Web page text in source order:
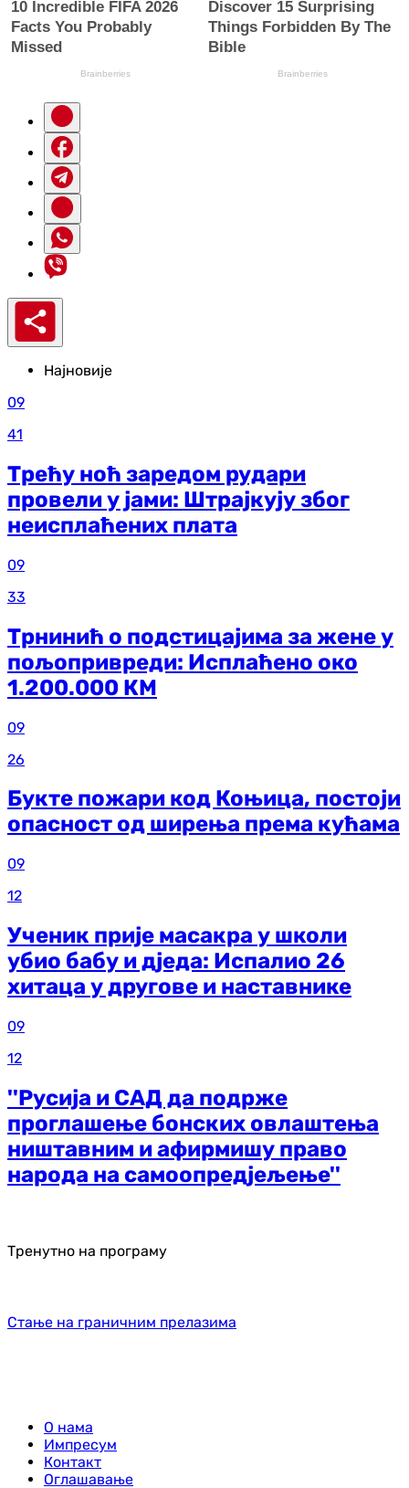
Најновије
09
41
Трећу ноћ заредом рудари
провели у јами: Штрајкују због
неисплаћених плата
09
33
Трнинић о подстицајима за жене у
пољопривреди: Исплаћено око
1.200.000 КМ
09
26
Букте пожари код Коњица, постоји
опасност од ширења према кућама
09
12
Ученик прије масакра у школи
убио бабу и дједа: Испалио 26
хитаца у другове и наставнике
09
12
''Русија и САД да подрже
проглашење бонских овлаштења
ништавним и афирмишу право
народа на самоопредјељење''
Тренутно на програму
Стање на граничним прелазима
О нама
Импресум
Контакт
Оглашавање